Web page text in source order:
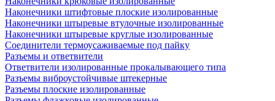
Наконечники штифтовые плоские изолированные
Наконечники штыревые втулочные изолированные
Наконечники штыревые круглые изолированные
Соединители термоусаживаемые под пайку
Разъемы и ответвители
Ответвители изолированные прокалывающего типа
Разъемы виброустойчивые штекерные
Разъемы плоские изолированные